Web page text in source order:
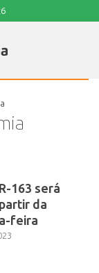
163 será
da
feira